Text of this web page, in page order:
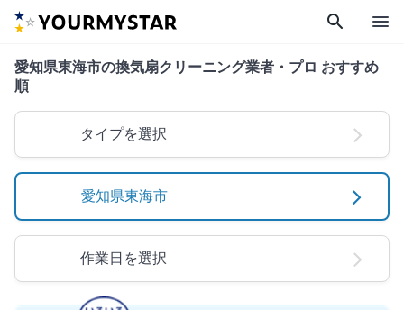
search menu
愛知県東海市の換気扇クリーニング業者・プロ おすすめ
順
タイプを選択
愛知県東海市
作業日を選択